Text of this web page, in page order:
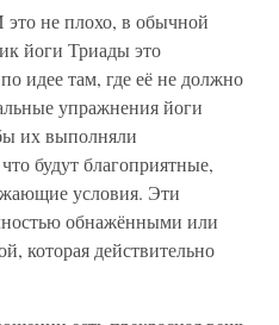
это не плохо, в обычной
йоги Триады это
идее там, где её не должно
упражнения йоги
их выполняли
будут благоприятные,
условия. Эти
обнажёнными или
которая действительно